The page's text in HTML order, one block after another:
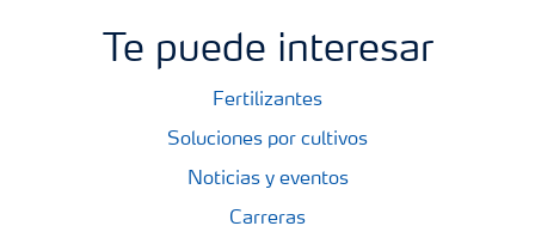
Te puede interesar
Fertilizantes
Soluciones por cultivos
Noticias y eventos
Carreras